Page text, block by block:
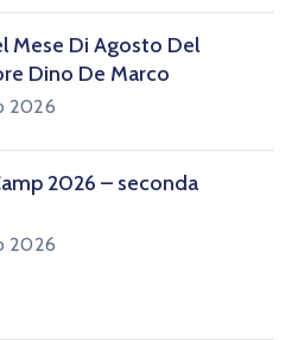
Mese Di Agosto Del
Dino De Marco
2026
2026 – seconda
2026